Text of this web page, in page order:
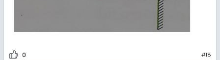
0 #18